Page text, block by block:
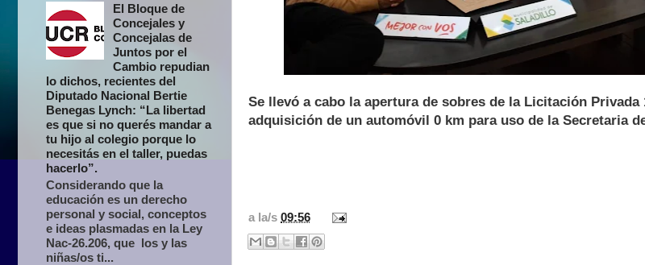
Se llevó a cabo la apertura de sobres de la Licitación Privada
adquisición de un automóvil 0 km para uso de la Secretaria
a la/s 09:56
El Bloque de
Concejales y
Concejalas de
Juntos por el
Cambio repudian
lo dichos, recientes del
Diputado Nacional Bertie
Benegas Lynch: “La libertad
es que si no querés mandar a
tu hijo al colegio porque lo
necesitás en el taller, puedas
hacerlo”.
Considerando que la
educación es un derecho
personal y social, conceptos
e ideas plasmadas en la Ley
Nac-26.206, que los y las
niñas/os ti...